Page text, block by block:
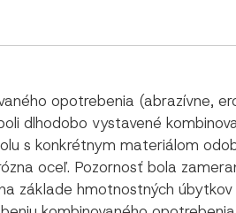
opotrebenia (abrazívne,
dlhodobo vystavené
s konkrétnym materiálom
oceľ. Pozornosť bola
základe hmotnostných